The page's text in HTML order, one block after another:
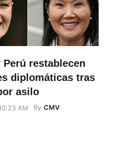
Perú restablecen
diplomáticas tras
asilo
AM By CMV